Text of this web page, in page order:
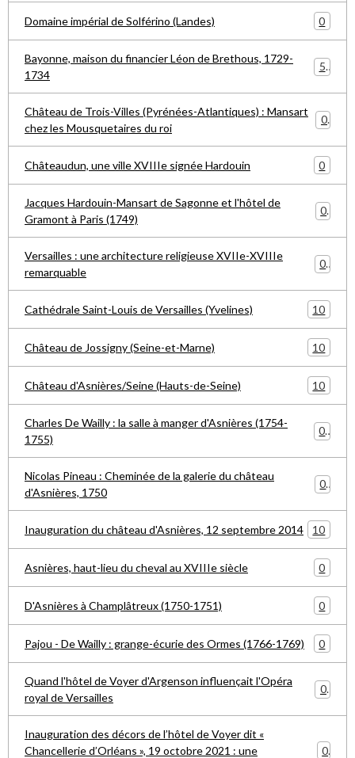
Domaine impérial de Solférino (Landes) 0
Bayonne, maison du financier Léon de Brethous, 1729-
1734
5
Château de Trois-Villes (Pyrénées-Atlantiques) : Mansart
chez les Mousquetaires du roi
0
Châteaudun, une ville XVIIIe signée Hardouin 0
Jacques Hardouin-Mansart de Sagonne et l'hôtel de
Gramont à Paris (1749)
0
Versailles : une architecture religieuse XVIIe-XVIIIe
remarquable
0
Cathédrale Saint-Louis de Versailles (Yvelines) 10
Château de Jossigny (Seine-et-Marne) 10
Château d'Asnières/Seine (Hauts-de-Seine) 10
Charles De Wailly : la salle à manger d'Asnières (1754-
1755)
0
Nicolas Pineau : Cheminée de la galerie du château
d'Asnières, 1750
0
Inauguration du château d'Asnières, 12 septembre 2014 10
Asnières, haut-lieu du cheval au XVIIIe siècle 0
D'Asnières à Champlâtreux (1750-1751) 0
Pajou - De Wailly : grange-écurie des Ormes (1766-1769) 0
Quand l'hôtel de Voyer d'Argenson influençait l'Opéra
royal de Versailles
0
Inauguration des décors de l’hôtel de Voyer dit «
Chancellerie d’Orléans », 19 octobre 2021 : une
0